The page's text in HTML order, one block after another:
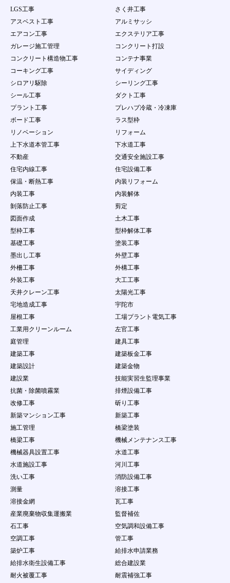
LGS工事
さく井工事
アスベスト工事
アルミサッシ
エアコン工事
エクステリア工事
ガレージ施工管理
コンクリート打設
コンクリート構造物工事
コンテナ事業
コーキング工事
サイディング
シロアリ駆除
シーリング工事
シール工事
ダクト工事
プラント工事
プレハブ冷蔵・冷凍庫
ボード工事
ラス型枠
リノベーション
リフォーム
上下水道本管工事
下水道工事
不動産
交通安全施設工事
住宅内線工事
住宅設備工事
保温・断熱工事
内装リフォーム
内装工事
内装解体
剝落防止工事
剪定
図面作成
土木工事
型枠工事
型枠解体工事
基礎工事
塗装工事
墨出し工事
外壁工事
外柵工事
外構工事
外装工事
大工工事
天井クレーン工事
太陽光工事
宅地造成工事
宇陀市
屋根工事
工場プラント電気工事
工業用クリーンルーム
左官工事
庭管理
建具工事
建築工事
建築板金工事
建築設計
建築金物
建設業
技能実習生監理事業
抗菌・除菌噴霧業
排煙設備工事
改修工事
斫り工事
新築マンション工事
新築工事
施工管理
橋梁塗装
橋梁工事
機械メンテナンス工事
機械器具設置工事
水道工事
水道施設工事
河川工事
洗い工事
消防設備工事
測量
溶接工事
溶接金網
瓦工事
産業廃棄物収集運搬業
監督補佐
石工事
空気調和設備工事
空調工事
管工事
築炉工事
給排水申請業務
給排水衛生設備工事
総合建設業
耐火被覆工事
耐震補強工事